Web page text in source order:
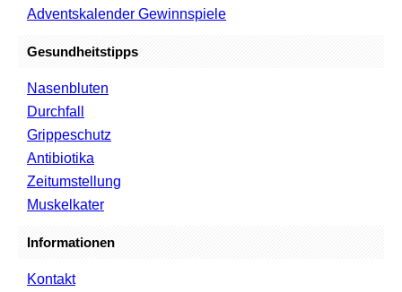
Adventskalender Gewinnspiele
Gesundheitstipps
Nasenbluten
Durchfall
Grippeschutz
Antibiotika
Zeitumstellung
Muskelkater
Informationen
Kontakt